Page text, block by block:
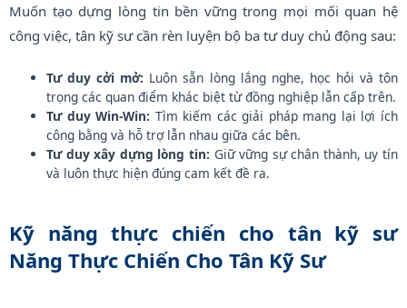
Muốn tạo dựng lòng tin bền vững trong mọi mối quan hệ
công việc, tân kỹ sư cần rèn luyện bộ ba tư duy chủ động sau:
Tư duy cởi mở: Luôn sẵn lòng lắng nghe, học hỏi và tôn
trọng các quan điểm khác biệt từ đồng nghiệp lẫn cấp trên.
Tư duy Win-Win: Tìm kiếm các giải pháp mang lại lợi ích
công bằng và hỗ trợ lẫn nhau giữa các bên.
Tư duy xây dựng lòng tin: Giữ vững sự chân thành, uy tín
và luôn thực hiện đúng cam kết đề ra.
Kỹ năng thực chiến cho tân kỹ sư
Năng Thực Chiến Cho Tân Kỹ Sư